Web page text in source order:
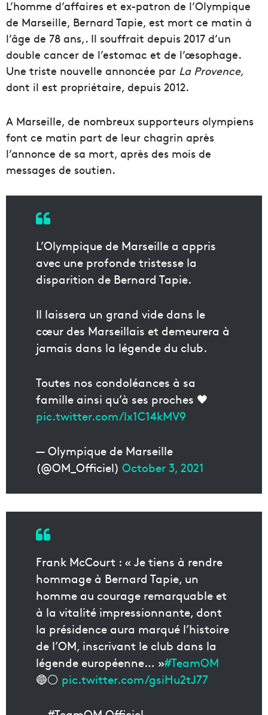
L’homme d’affaires et ex-patron de l’Olympique
de Marseille, Bernard Tapie, est mort ce matin à
l’âge de 78 ans,. Il souffrait depuis 2017 d’un
double cancer de l’estomac et de l’œsophage.
Une triste nouvelle annoncée par La Provence,
dont il est propriétaire, depuis 2012.
A Marseille, de nombreux supporteurs olympiens
font ce matin part de leur chagrin après
l’annonce de sa mort, après des mois de
messages de soutien.
L’Olympique de Marseille a appris
avec une profonde tristesse la
disparition de Bernard Tapie.
Il laissera un grand vide dans le
cœur des Marseillais et demeurera à
jamais dans la légende du club.
Toutes nos condoléances à sa
famille ainsi qu’à ses proches 🖤
pic.twitter.com/lx1C14kMV9
— Olympique de Marseille
(@OM_Officiel) October 3, 2021
Frank McCourt : « Je tiens à rendre
hommage à Bernard Tapie, un
homme au courage remarquable et
à la vitalité impressionnante, dont
la présidence aura marqué l’histoire
de l’OM, inscrivant le club dans la
légende européenne… »#TeamOM
🔵⚪️ pic.twitter.com/gsiHu2tJ77